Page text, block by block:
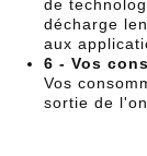
de
décharge
aux
6 - Vos
Vos
sortie de